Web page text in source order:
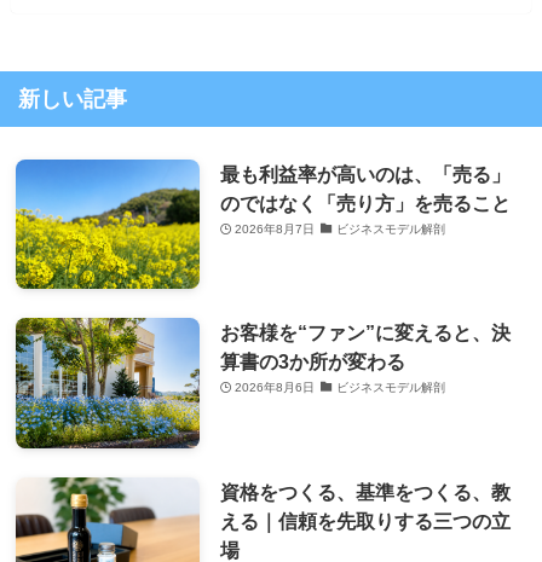
新しい記事
最も利益率が高いのは、「売る」
のではなく「売り方」を売ること
2026年8月7日 ビジネスモデル解剖
お客様を“ファン”に変えると、決
算書の3か所が変わる
2026年8月6日 ビジネスモデル解剖
資格をつくる、基準をつくる、教
える｜信頼を先取りする三つの立
場